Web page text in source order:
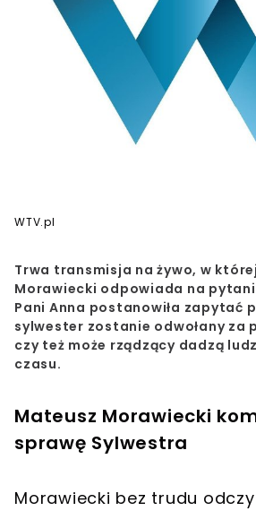
WTV.pl
Trwa transmisja na żywo, w
Morawiecki odpowiada na
Pani Anna postanowiła zapytać
sylwester zostanie odwołany za
czy też może rządzący dadzą
czasu.
Mateusz Morawiecki
sprawę Sylwestra
Morawiecki bez trudu